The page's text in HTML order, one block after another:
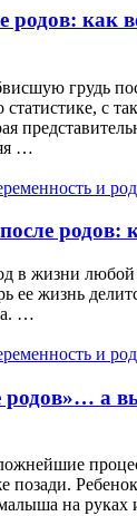
родов: как
грудь
с
…
и
родов:
в жизни
ее жизнь
…
и
родов»… а
на